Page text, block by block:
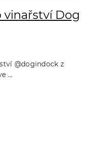
Dog
@dogindock z
...